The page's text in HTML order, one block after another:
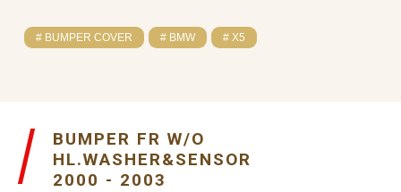
# BUMPER COVER # BMW # X5
BUMPER FR W/O
HL.WASHER&SENSOR
2000 - 2003